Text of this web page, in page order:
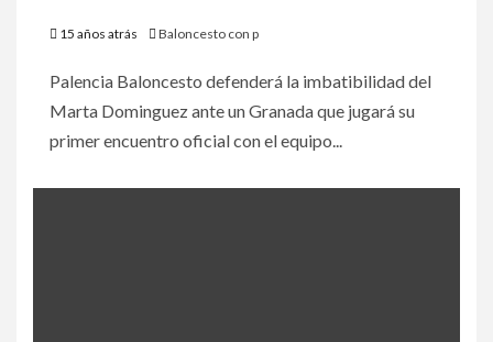
15 años atrás Baloncesto con p
Palencia Baloncesto defenderá la imbatibilidad del
Marta Dominguez ante un Granada que jugará su
primer encuentro oficial con el equipo...